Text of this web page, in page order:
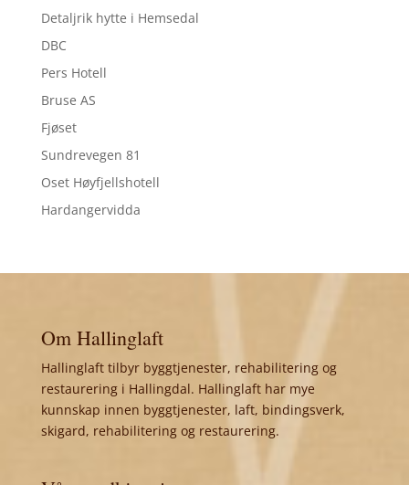
Detaljrik hytte i Hemsedal
DBC
Pers Hotell
Bruse AS
Fjøset
Sundrevegen 81
Oset Høyfjellshotell
Hardangervidda
Om Hallinglaft
Hallinglaft tilbyr byggtjenester, rehabilitering og
restaurering i Hallingdal. Hallinglaft har mye
kunnskap innen byggtjenester, laft, bindingsverk,
skigard, rehabilitering og restaurering.